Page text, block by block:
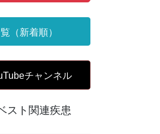
（新着順）
チャンネル
スト関連疾患